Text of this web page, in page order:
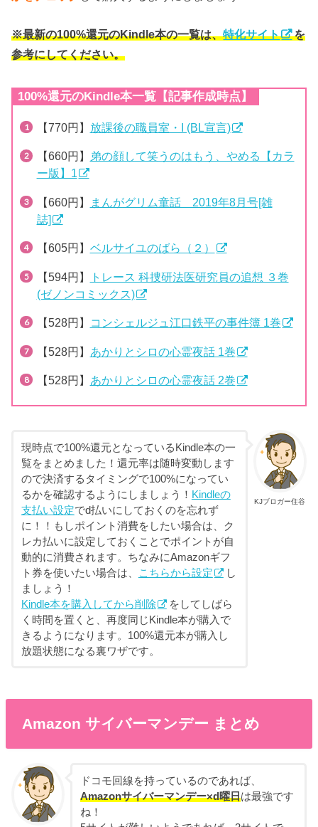
※最新の100%還元のKindle本の一覧は、特化サイト
を
参考にしてください。
100%還元のKindle本一覧【記事作成時点】
【770円】 放課後の職員室・I (BL宣言)
【660円】
弟の顔して笑うのはもう、やめる【カラ
ー版】1
【660円】
まんがグリム童話 2019年8月号[雑
誌]
【605円】 ベルサイユのばら（２）
【594円】
トレース 科捜研法医研究員の追想 ３巻
(ゼノンコミックス)
【528円】 コンシェルジュ江口鉄平の事件簿 1巻
【528円】 あかりとシロの心霊夜話 1巻
【528円】 あかりとシロの心霊夜話 2巻
KJブロガー住谷
現時点で100%還元となっているKindle本の一
覧をまとめました！還元率は随時変動します
ので決済するタイミングで100%になってい
るかを確認するようにしましょう！ Kindleの
支払い設定でd払いにしておくのを忘れず
に！！もしポイント消費をしたい場合は、ク
レカ払いに設定しておくことでポイントが自
動的に消費されます。ちなみにAmazonギフ
ト券を使いたい場合は、
こちらから設定
し
ましょう！
Kindle本を購入してから削除
をしてしばら
く時間を置くと、再度同じKindle本が購入で
きるようになります。100%還元本が購入し
放題状態になる裏ワザです。
Amazon サイバーマンデー まとめ
ドコモ回線を持っているのであれば、
Amazonサイバーマンデー×d曜日は最強です
ね！